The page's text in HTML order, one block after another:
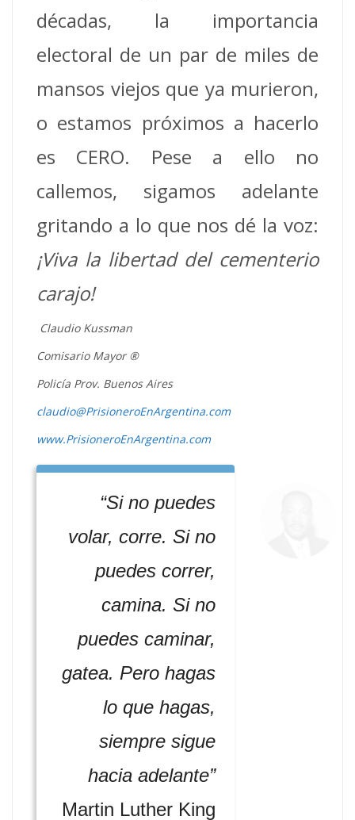
décadas, la importancia
electoral de un par de miles de
mansos viejos que ya murieron,
o estamos próximos a hacerlo
es CERO. Pese a ello no
callemos, sigamos adelante
gritando a lo que nos dé la voz:
¡Viva la libertad del cementerio
carajo!
Claudio Kussman
Comisario Mayor ®
Policía Prov. Buenos Aires
claudio@PrisioneroEnArgentina.com
www.PrisioneroEnArgentina.com
“Si no puedes
volar, corre. Si no
puedes correr,
camina. Si no
puedes caminar,
gatea. Pero hagas
lo que hagas,
siempre sigue
hacia adelante”
Martin Luther King